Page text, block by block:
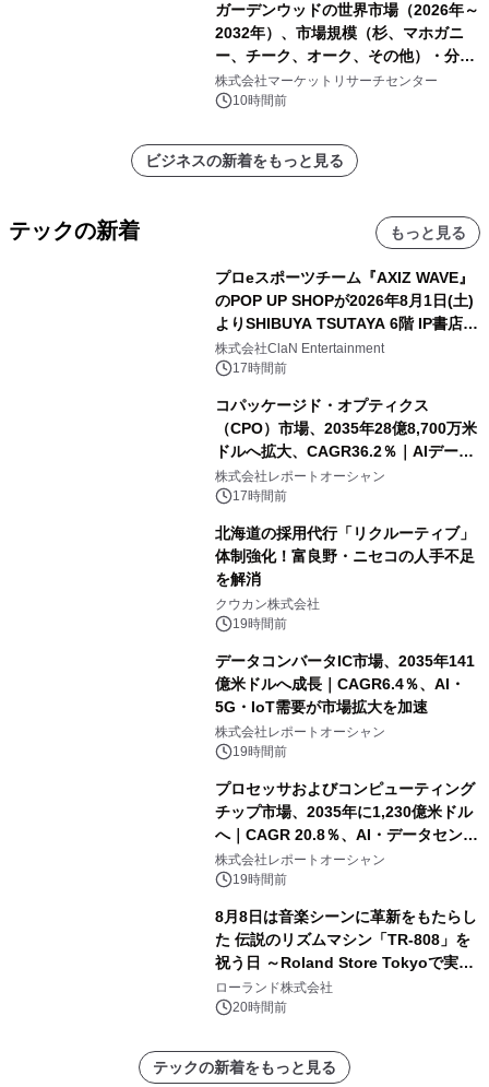
ガーデンウッドの世界市場（2026年～
2032年）、市場規模（杉、マホガニ
ー、チーク、オーク、その他）・分析
レポートを発表
株式会社マーケットリサーチセンター
10時間前
ビジネスの新着をもっと見る
テックの新着 もっと見る
プロeスポーツチーム『AXIZ WAVE』
のPOP UP SHOPが2026年8月1日(土)
よりSHIBUYA TSUTAYA 6階 IP書店で
開催決定！！
株式会社ClaN Entertainment
17時間前
コパッケージド・オプティクス
（CPO）市場、2035年28億8,700万米
ドルへ拡大、CAGR36.2％｜AIデータ
センター・高速光通信需要が成長を加
速
株式会社レポートオーシャン
17時間前
北海道の採用代行「リクルーティブ」
体制強化！富良野・ニセコの人手不足
を解消
クウカン株式会社
19時間前
データコンバータIC市場、2035年141
億米ドルへ成長｜CAGR6.4％、AI・
5G・IoT需要が市場拡大を加速
株式会社レポートオーシャン
19時間前
プロセッサおよびコンピューティング
チップ市場、2035年に1,230億米ドル
へ｜CAGR 20.8％、AI・データセンタ
ー需要が成長を牽引
株式会社レポートオーシャン
19時間前
8月8日は音楽シーンに革新をもたらし
た 伝説のリズムマシン「TR-808」を
祝う日 ～Roland Store Tokyoで実機
を展示しての 記念キャンペーンを開
催 英国ラジオ「NTS」の 特別プログ
アーティストを フィーチャーしたアニ
メーションを公開～
ローランド株式会社
20時間前
テックの新着をもっと見る